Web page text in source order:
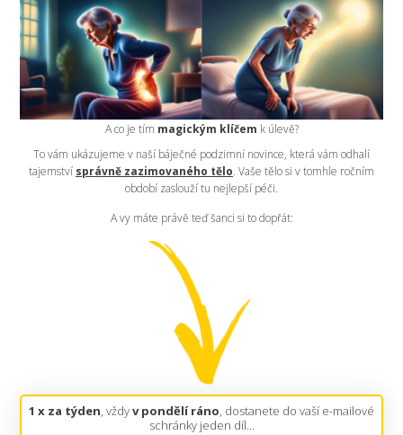
A co je tím magickým klíčem k úlevě?
To vám ukázujeme v naší báječné podzimní novince, která vám odhalí
tajemství správně zazimovaného tělo. Vaše tělo si v tomhle ročním
období zaslouží tu nejlepší péči.
A vy máte právě teď šanci si to dopřát:
1 x za týden, vždyv pondělí ráno, dostanete do vaší e-mailové
schránky jeden díl...